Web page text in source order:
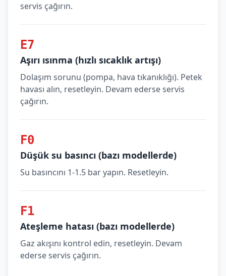
servis çağırın.
E7
Aşırı ısınma (hızlı sıcaklık artışı)
Dolaşım sorunu (pompa, hava tıkanıklığı). Petek
havası alın, resetleyin. Devam ederse servis
çağırın.
F0
Düşük su basıncı (bazı modellerde)
Su basıncını 1-1.5 bar yapın. Resetleyin.
F1
Ateşleme hatası (bazı modellerde)
Gaz akışını kontrol edin, resetleyin. Devam
ederse servis çağırın.